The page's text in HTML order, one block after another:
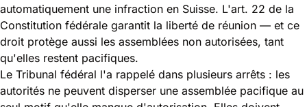
automatiquement une infraction en Suisse. L'art. 22 de la
Constitution fédérale garantit la liberté de réunion — et ce
droit protège aussi les assemblées non autorisées, tant
qu'elles restent pacifiques.
Le Tribunal fédéral l'a rappelé dans plusieurs arrêts : les
autorités ne peuvent disperser une assemblée pacifique au